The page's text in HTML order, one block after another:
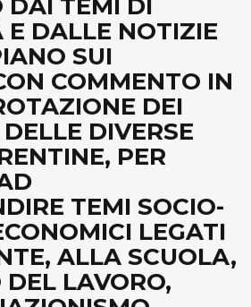
DAI TEMI DI
DALLE NOTIZIE
SUI
COMMENTO IN
DEI
DIVERSE
PER
TEMI SOCIO-
LEGATI
ALLA SCUOLA,
LAVORO,